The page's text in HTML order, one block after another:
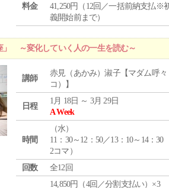
料金
41,250円（12回／一括前納支払※
義開始前まで）
」 ～変化していく人の一生を読む～
講師
赤見（あかみ）淑子【マダム呼々
コ）】
日程
1月 18日 ～ 3月 29日
A Week
時間
（水）
11：30～12：50／13：10～14：30
2コマ）
回数
全12回
14,850円（4回／分割支払い）×3